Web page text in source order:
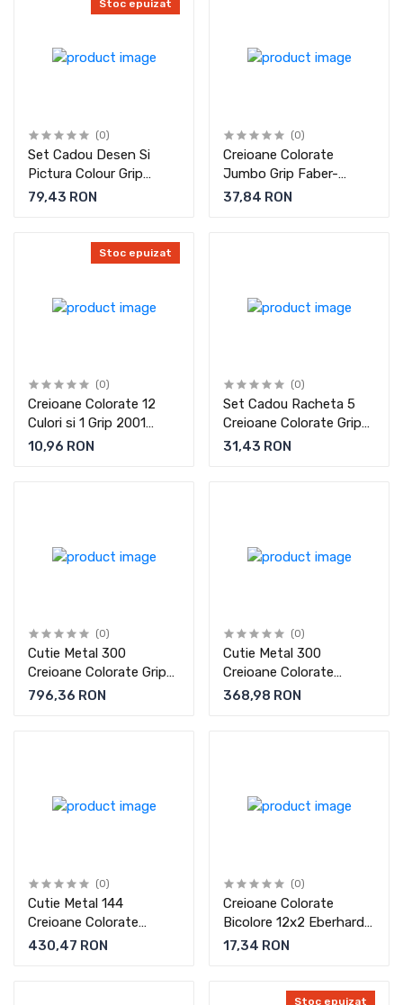
Stoc epuizat
(0)
Set Cadou Desen Si
Pictura Colour Grip
Faber-Castell
79,43 RON
(0)
Creioane Colorate
Jumbo Grip Faber-
Castell
37,84 RON
Stoc epuizat
(0)
Creioane Colorate 12
Culori si 1 Grip 2001
Fighting Knights Faber-
10,96 RON
(0)
Set Cadou Racheta 5
Creioane Colorate Grip
Neon si 5 Metalizate
31,43 RON
(0)
Cutie Metal 300
Creioane Colorate Grip
Faber-Castell
796,36 RON
(0)
Cutie Metal 300
Creioane Colorate
Triunghiulare Faber-
368,98 RON
(0)
Cutie Metal 144
Creioane Colorate
Jumbo Faber-Castell
430,47 RON
(0)
Creioane Colorate
Bicolore 12x2 Eberhard
Faber
17,34 RON
Stoc epuizat